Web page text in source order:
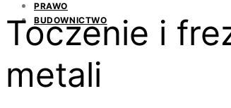
PRAWO
BUDOWNICTWO
Toczenie i
metali